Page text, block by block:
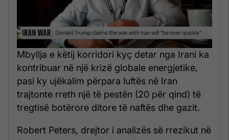
Mbyllja e këtij korridori kyç detar nga Irani ka
kontribuar në një krizë globale energjetike,
pasi ky ujëkalim përpara luftës në Iran
trajtonte rreth një të pestën (20 për qind) të
tregtisë botërore ditore të naftës dhe gazit.
Robert Peters, drejtor i analizës së rrezikut në